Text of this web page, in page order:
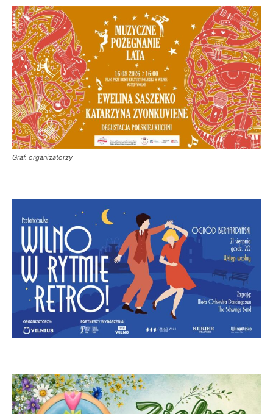
Graf. organizatorzy